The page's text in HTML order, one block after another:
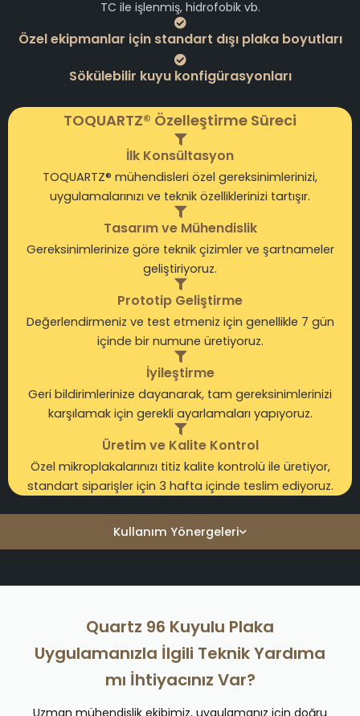
Kullanım Yönergeleri
TC ile işlenmiş, hidrofobik vb.
Özel ekipmanlar için standart dışı plaka boyutları
Sökülebilir kuyu konfigürasyonları
TOQUARTZ® Özelleştirme Süreci
İlk Konsültasyon
TOQUARTZ® mühendisleri özel gereksinimlerinizi,
uygulamalarınızı ve teknik özelliklerinizi tartışır.
Tasarım ve Mühendislik
Gereksinimlerinize göre teknik çizimler ve şartnameler
geliştiriyoruz.
Prototip Geliştirme
Değerlendirmeniz ve test etmeniz için genellikle 7 gün
içinde bir numune üretiyoruz.
İyileştirme
Geri bildirimlerinize dayanarak, tam gereksinimlerinizi
karşılamak için gerekli ayarlamaları yapıyoruz.
Üretim ve Kalite Kontrol
Özel mikroplakalarınızı titiz kalite kontrolü ile üretiyor,
standart siparişler için 3 hafta içinde teslim ediyoruz.
Quartz 96 Kuyulu Plaka
Uygulamanızla İlgili Teknik Yardıma
mı İhtiyacınız Var?